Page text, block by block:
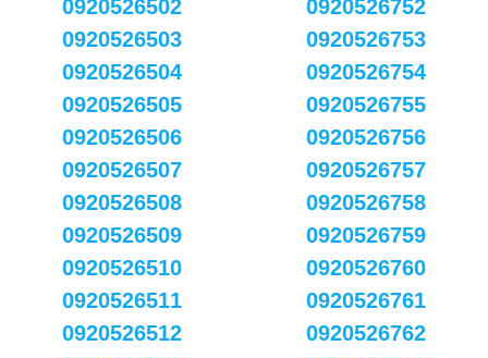
0920526502
0920526503
0920526504
0920526505
0920526506
0920526507
0920526508
0920526509
0920526510
0920526511
0920526512
0920526752
0920526753
0920526754
0920526755
0920526756
0920526757
0920526758
0920526759
0920526760
0920526761
0920526762